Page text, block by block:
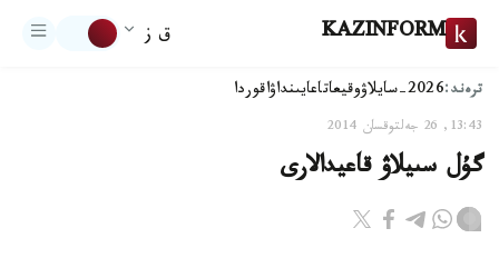
KAZINFORM ق ز
ترەند:2026-سايلاۋ وقيعاتاعايىنداۋاقوردا
13:43, 26 جەلتوقسان 2014
گۇل سىيلاۋ قاعيدالارى